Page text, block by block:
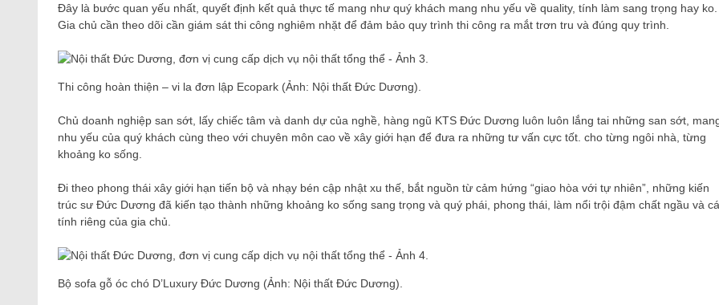
Đây là bước quan yếu nhất, quyết định kết quả thực tế mang như quý khách mang nhu yếu về quality, tính làm sang trọng hay ko.
Gia chủ cần theo dõi cần giám sát thi công nghiêm nhặt để đảm bảo quy trình thi công ra mắt trơn tru và đúng quy trình.
Thi công hoàn thiện – vi la đơn lập Ecopark (Ảnh: Nội thất Đức Dương).
Chủ doanh nghiệp san sớt, lấy chiếc tâm và danh dự của nghề, hàng ngũ KTS Đức Dương luôn luôn lắng tai những san sớt,
nhu yếu của quý khách cùng theo với chuyên môn cao về xây giới hạn để đưa ra những tư vấn cực tốt. cho từng ngôi nhà, từng
khoảng ko sống.
Đi theo phong thái xây giới hạn tiến bộ và nhạy bén cập nhật xu thế, bắt nguồn từ cảm hứng “giao hòa với tự nhiên”, những kiến ​​
trúc sư Đức Dương đã kiến ​​tạo thành những khoảng ko sống sang trọng và quý phái, phong thái, làm nổi trội đậm chất ngầu và cá
tính riêng của gia chủ.
Bộ sofa gỗ óc chó D’Luxury Đức Dương (Ảnh: Nội thất Đức Dương).